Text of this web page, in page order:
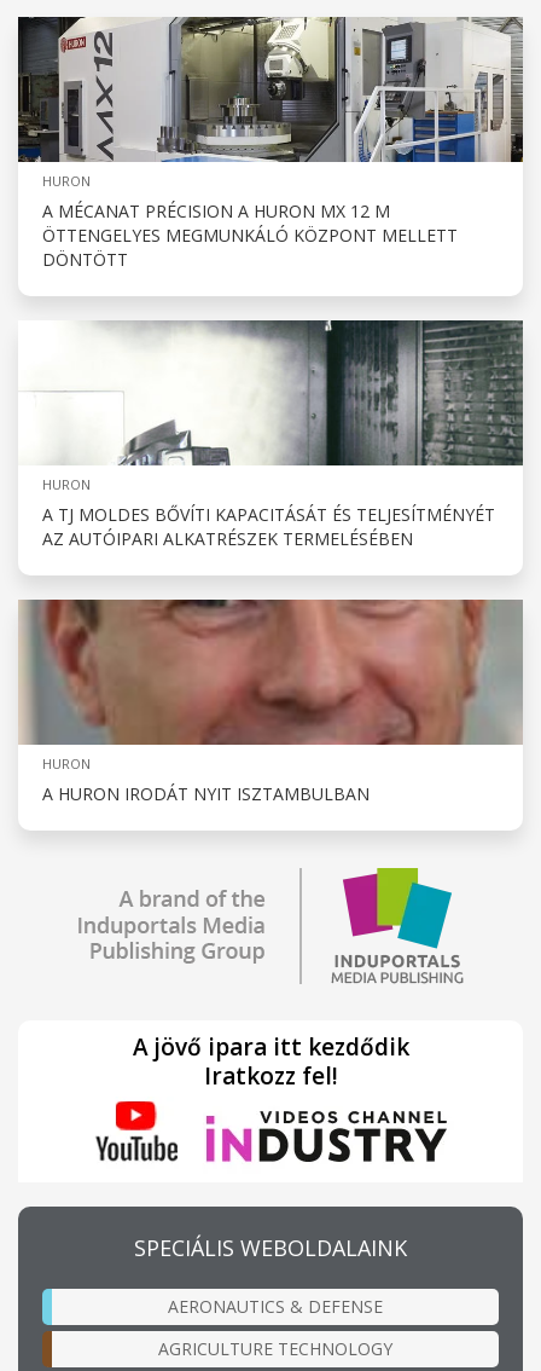
HURON
A MÉCANAT PRÉCISION A HURON MX 12 M
ÖTTENGELYES MEGMUNKÁLÓ KÖZPONT MELLETT
DÖNTÖTT
HURON
A TJ MOLDES BŐVÍTI KAPACITÁSÁT ÉS TELJESÍTMÉNYÉT
AZ AUTÓIPARI ALKATRÉSZEK TERMELÉSÉBEN
HURON
A HURON IRODÁT NYIT ISZTAMBULBAN
A jövő ipara itt kezdődik
Iratkozz fel!
SPECIÁLIS WEBOLDALAINK
AERONAUTICS & DEFENSE
AGRICULTURE TECHNOLOGY